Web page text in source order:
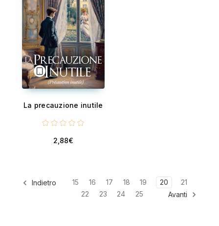
La precauzione inutile
2,88€
Indietro 15 16 17 18 19 20
21
22
23 24 25 Avanti